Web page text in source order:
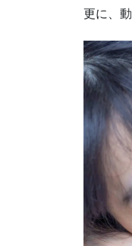
更に、